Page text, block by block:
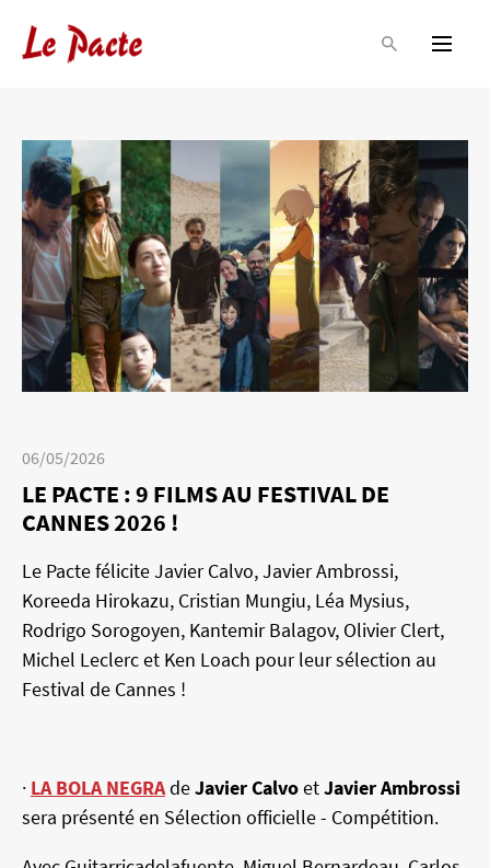
06/05/2026
LE PACTE : 9 FILMS AU FESTIVAL DE
CANNES 2026 !
Le Pacte félicite Javier Calvo, Javier Ambrossi,
Koreeda Hirokazu, Cristian Mungiu, Léa Mysius,
Rodrigo Sorogoyen, Kantemir Balagov, Olivier Clert,
Michel Leclerc et Ken Loach pour leur sélection au
Festival de Cannes !
· LA BOLA NEGRAdeJavier CalvoetJavier Ambrossi
sera présenté en Sélection officielle - Compétition.